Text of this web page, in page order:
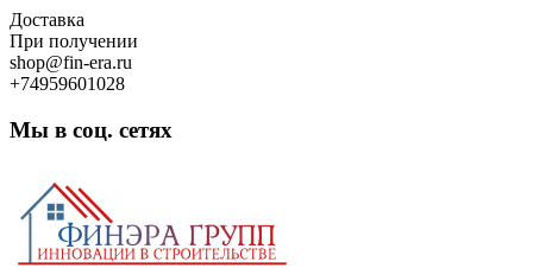
Skip
to
content
Доставка
При получении
shop@fin-era.ru
+74959601028
Мы в соц. сетях